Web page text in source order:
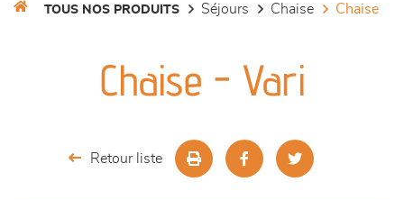
meubles de complément
TOUS NOS PRODUITS séjours chaise chaise
Chaise - Vari
Retour liste